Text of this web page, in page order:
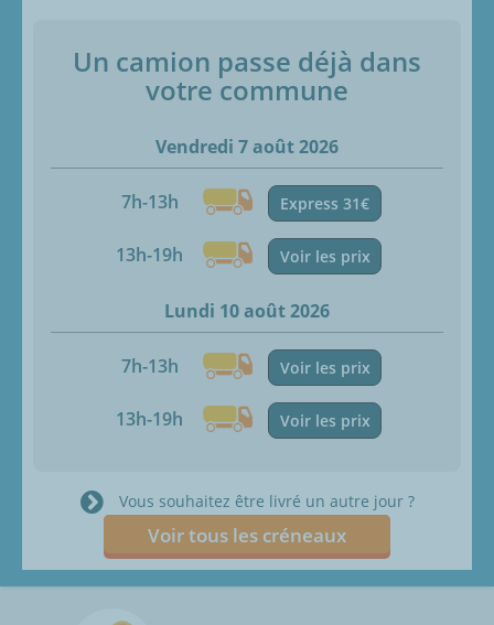
Un camion passe déjà dans
votre commune
Vendredi 7 août 2026
7h-13h Express 31€
13h-19h Voir les prix
Lundi 10 août 2026
7h-13h Voir les prix
13h-19h Voir les prix
Vous souhaitez être livré un autre jour ?
Voir tous les créneaux